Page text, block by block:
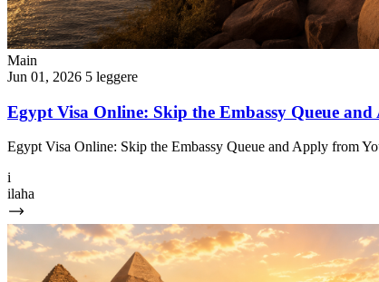
Main
Jun 01, 2026 5 leggere
Egypt Visa Online: Skip the Embassy Queue
Egypt Visa Online: Skip the Embassy Queue and Apply from
i
ilaha